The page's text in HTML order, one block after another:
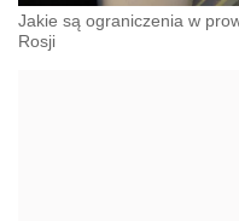
Jakie są ograniczenia w
Rosji